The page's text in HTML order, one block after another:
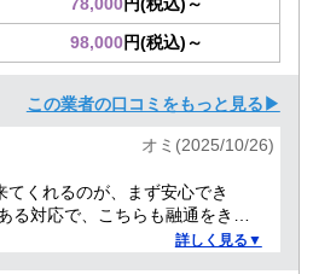
98,000円(税込)～
この業者の口コミをもっと見る▶
オミ(2025/10/26)
てくれるのが、まず安心でき
る対応で、こちらも融通をきか
っとも安い価格でお願いでき
詳しく見る▼